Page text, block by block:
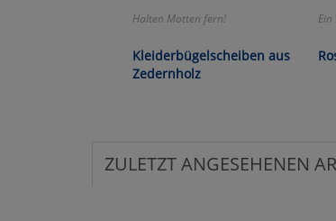
Halten Motten fern!
Kleiderbügelscheiben aus
Zedernholz
Ein
ZULETZT ANGESEHENEN